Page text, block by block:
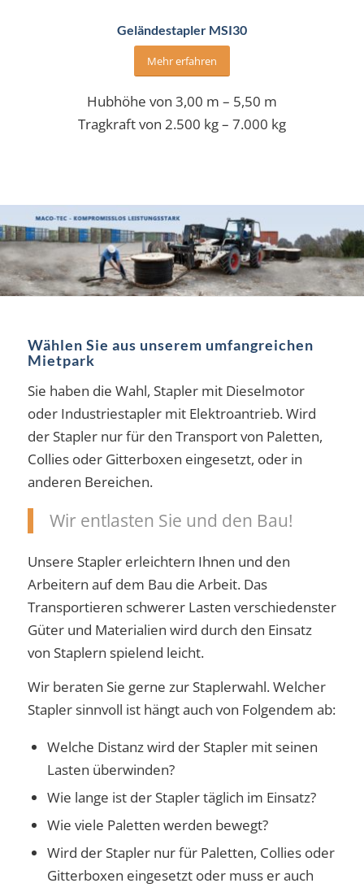
Geländestapler MSI30
Mehr erfahren
Hubhöhe von 3,00 m – 5,50 m
Tragkraft von 2.500 kg – 7.000 kg
Wählen Sie aus unserem umfangreichen
Mietpark
Sie haben die Wahl, Stapler mit Dieselmotor
oder Industriestapler mit Elektroantrieb. Wird
der Stapler nur für den Transport von Paletten,
Collies oder Gitterboxen eingesetzt, oder in
anderen Bereichen.
Wir entlasten Sie und den Bau!
Unsere Stapler erleichtern Ihnen und den
Arbeitern auf dem Bau die Arbeit. Das
Transportieren schwerer Lasten verschiedenster
Güter und Materialien wird durch den Einsatz
von Staplern spielend leicht.
Wir beraten Sie gerne zur Staplerwahl. Welcher
Stapler sinnvoll ist hängt auch von Folgendem ab:
Welche Distanz wird der Stapler mit seinen
Lasten überwinden?
Wie lange ist der Stapler täglich im Einsatz?
Wie viele Paletten werden bewegt?
Wird der Stapler nur für Paletten, Collies oder
Gitterboxen eingesetzt oder muss er auch